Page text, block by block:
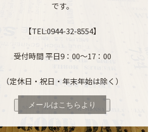
です。
【TEL:0944-32-8554】
受付時間 平日9：00～17：00
（定休日・祝日・年末年始は除く）
メールはこちらより